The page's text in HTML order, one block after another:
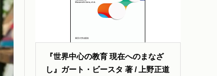
『世界中心の教育 現在へのまなざ
し』ガート・ビースタ 著 / 上野正道